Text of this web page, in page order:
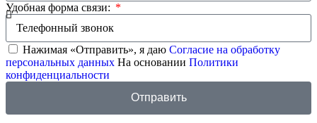
Удобная форма связи:
Нажимая «Отправить», я даю Согласие на обработку
персональных данных На основании Политики
конфиденциальности
Отправить